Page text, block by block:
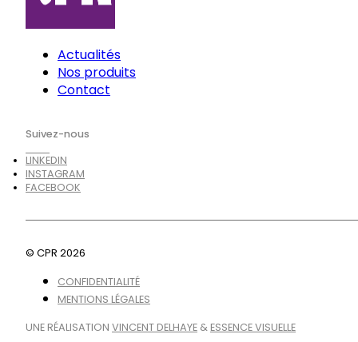
Actualités
Nos produits
Contact
Suivez-nous
LINKEDIN
INSTAGRAM
FACEBOOK
© CPR 2026
CONFIDENTIALITÉ
MENTIONS LÉGALES
UNE RÉALISATION VINCENT DELHAYE & ESSENCE VISUELLE